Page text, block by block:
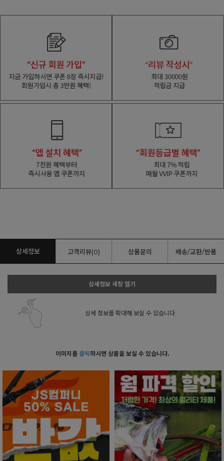
상세정보 고객리뷰(0) 상품문의 배송/교환/반품
상세정보 새창 열기
상세 정보를 확대해 보실 수 있습니다.
이미지를 클릭하시면 상품을 보실 수 있습니다.